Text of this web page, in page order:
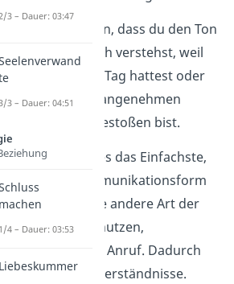
Es kann sein, dass du den Ton
Nachricht falsch verstehst, weil
einen schlechten Tag hattest oder
mit einer unangenehmen
zusammengestoßen bist.
Manchmal ist es das Einfachste,
Kommunikationsform
beenden und eine andere Art der
zu nutzen,
einen Anruf. Dadurch
du Missverständnisse.
2/3 – Dauer: 03:47
3 – Dauer: 04:51
machen
1/4 – Dauer: 03:53
Liebeskummer